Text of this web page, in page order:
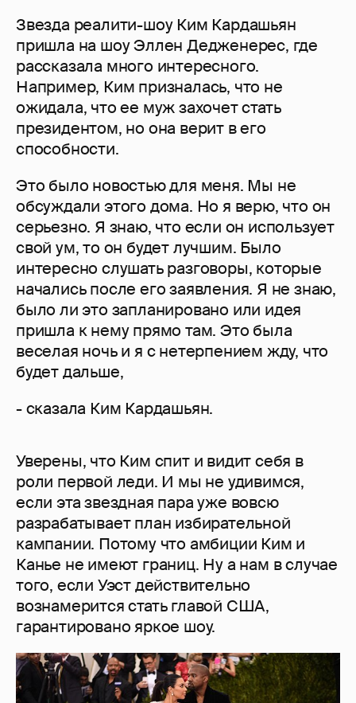
Звезда реалити-шоу Ким Кардашьян
пришла на шоу Эллен Дедженерес, где
рассказала много интересного.
Например, Ким призналась, что не
ожидала, что ее муж захочет стать
президентом, но она верит в его
способности.
Это было новостью для меня. Мы не
обсуждали этого дома. Но я верю, что он
серьезно. Я знаю, что если он использует
свой ум, то он будет лучшим. Было
интересно слушать разговоры, которые
начались после его заявления. Я не знаю,
было ли это запланировано или идея
пришла к нему прямо там. Это была
веселая ночь и я с нетерпением жду, что
будет дальше,
- сказала Ким Кардашьян.
Уверены, что Ким спит и видит себя в
роли первой леди. И мы не удивимся,
если эта звездная пара уже вовсю
разрабатывает план избирательной
кампании. Потому что амбиции Ким и
Канье не имеют границ. Ну а нам в случае
того, если Уэст действительно
вознамерится стать главой США,
гарантировано яркое шоу.